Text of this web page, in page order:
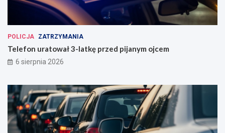
POLICJA ZATRZYMANIA
Telefon uratował 3-latkę przed pijanym ojcem
6 sierpnia 2026